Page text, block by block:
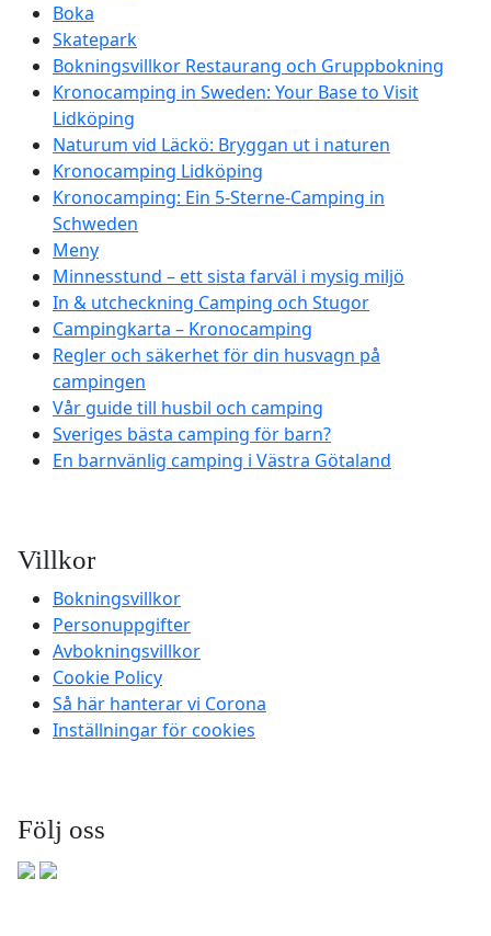
Boka
Skatepark
Bokningsvillkor Restaurang och Gruppbokning
Kronocamping in Sweden: Your Base to Visit
Lidköping
Naturum vid Läckö: Bryggan ut i naturen
Kronocamping Lidköping
Kronocamping: Ein 5-Sterne-Camping in
Schweden
Meny
Minnesstund – ett sista farväl i mysig miljö
In & utcheckning Camping och Stugor
Campingkarta – Kronocamping
Regler och säkerhet för din husvagn på
campingen
Vår guide till husbil och camping
Sveriges bästa camping för barn?
En barnvänlig camping i Västra Götaland
Villkor
Bokningsvillkor
Personuppgifter
Avbokningsvillkor
Cookie Policy
Så här hanterar vi Corona
Inställningar för cookies
Följ oss